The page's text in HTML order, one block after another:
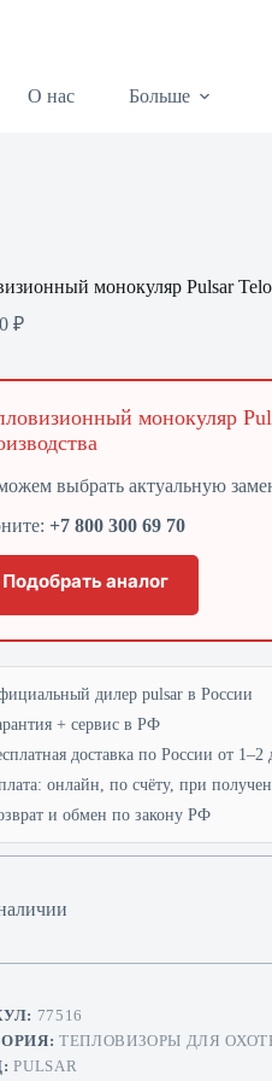
О нас Больше
монокуляр Pulsar
₽
монокуляр
выбрать актуальную
+7 800 300 69 70
Подобрать аналог
дилер pulsar в России
+ сервис в РФ
доставка по России от 1–2
онлайн, по счёту, при
и обмен по закону РФ
77516
ТЕПЛОВИЗОРЫ ДЛЯ
PULSAR